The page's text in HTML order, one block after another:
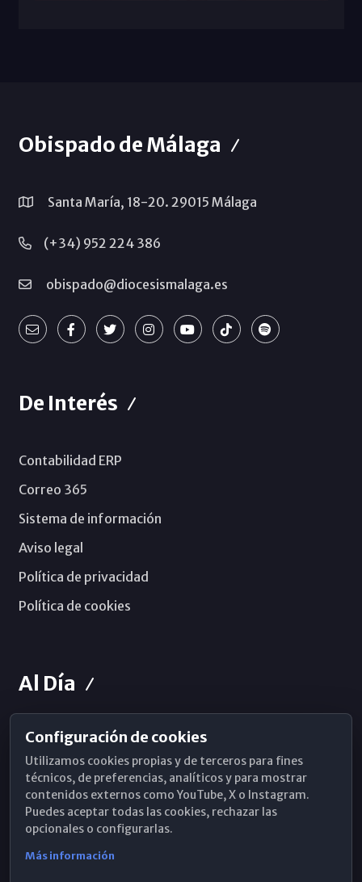
Obispado de Málaga
Santa María, 18-20. 29015 Málaga
(+34) 952 224 386
obispado@diocesismalaga.es
De Interés
Contabilidad ERP
Correo 365
Sistema de información
Aviso legal
Política de privacidad
Política de cookies
Al Día
Horarios de Misa
Hemeroteca
WhatsApp
Configuración de cookies
Utilizamos cookies propias y de terceros para fines
técnicos, de preferencias, analíticos y para mostrar
contenidos externos como YouTube, X o Instagram.
Puedes aceptar todas las cookies, rechazar las
opcionales o configurarlas.
Más información